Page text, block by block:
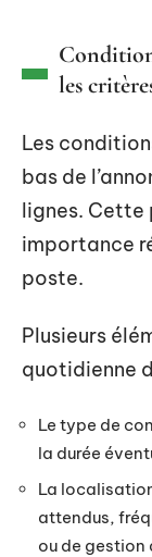
les
Les
bas de
lignes. Cette
importance
poste.
Plusieurs
quotidienne
Le type de
la durée
La
attendus,
ou de